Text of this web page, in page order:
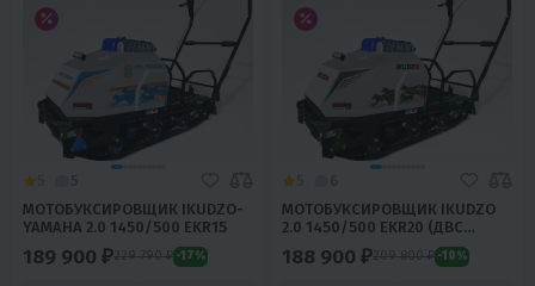
МОТОБУКСИРОВЩИК IKUDZO-
YAMAHA 2.0 1450/500 EKR15
189 900 ₽229 790 ₽ -17%
МОТОБУКСИРОВЩИК IKUDZO
2.0 1450/500 EKR20 (ДВС
188 900 ₽209 800 ₽ -10%